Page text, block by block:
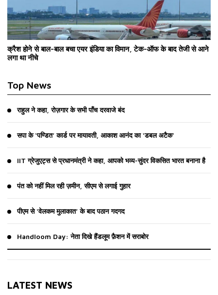
क्रैश होने से बाल-बाल बचा एयर इंडिया का विमान, टेक-ऑफ के बाद तेजी से आने
लगा था नीचे
Top News
राहुल ने कहा, रोज़गार के सभी पाँच दरवाजे बंद
सपा के ‘पण्डित’ कार्ड पर मायावती, आकाश आनंद का ‘डबल अटैक’
IIT ग्रेजुएट्स से प्रधानमंत्री ने कहा, आपको भव्य-सुंदर विकसित भारत बनाना है
पंत को नहीं मिल रही ज़मीन, सीएम से लगाई गुहार
पीएम से ‘वेलकम मुलाकात’ के बाद पठान गदगद
Handloom Day: नेता दिखे हैंडलूम फ़ैशन में सराबोर
LATEST NEWS